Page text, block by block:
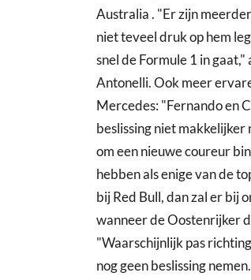
Australia . "Er zijn
niet teveel druk op hem
snel de Formule 1 in
Antonelli. Ook meer
Mercedes: "Fernando en
beslissing niet
om een nieuwe coureur
hebben als enige van de
bij Red Bull, dan zal er bij
wanneer de Oostenrijker
"Waarschijnlijk pas
nog geen beslissing